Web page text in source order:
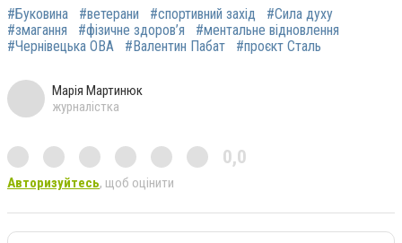
#Буковина #ветерани #спортивний захід
#Сила духу
#змагання
#фізичне здоров’я
#ментальне відновлення
#Чернівецька ОВА
#Валентин Пабат #проєкт Сталь
Марія Мартинюк
журналістка
0,0
Авторизуйтесь, щоб оцінити